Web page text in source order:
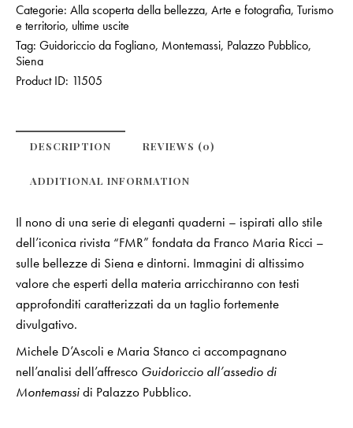
Categorie: Alla scoperta della bellezza, Arte e fotografia, Turismo
e territorio, ultime uscite
Tag: Guidoriccio da Fogliano, Montemassi, Palazzo Pubblico,
Siena
Product ID: 11505
DESCRIPTION REVIEWS (0)
ADDITIONAL INFORMATION
Il nono di una serie di eleganti quaderni – ispirati allo stile
dell’iconica rivista “FMR” fondata da Franco Maria Ricci –
sulle bellezze di Siena e dintorni. Immagini di altissimo
valore che esperti della materia arricchiranno con testi
approfonditi caratterizzati da un taglio fortemente
divulgativo.
Michele D’Ascoli e Maria Stanco ci accompagnano
nell’analisi dell’affresco Guidoriccio all’assedio di
Montemassidi Palazzo Pubblico.